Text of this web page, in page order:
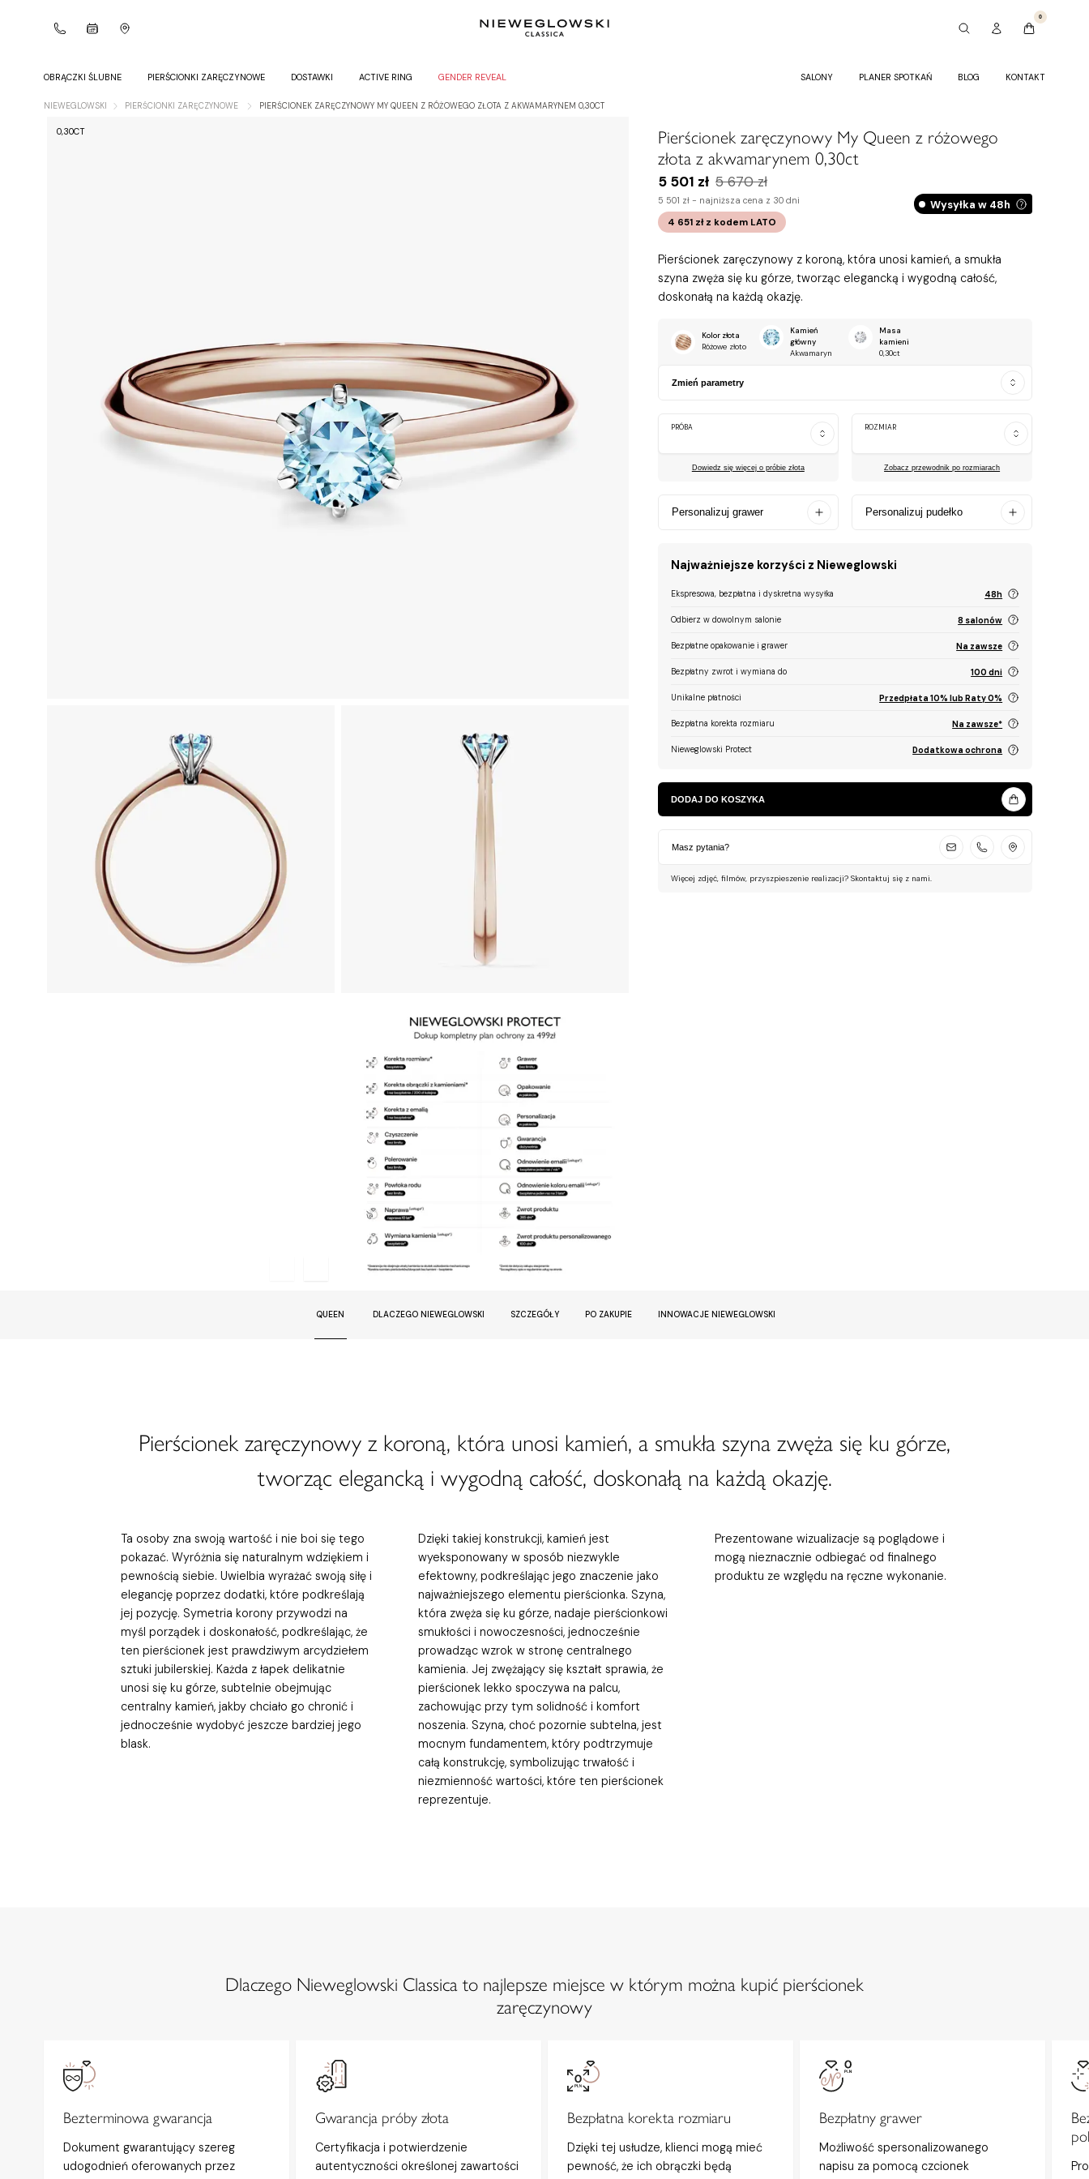
0
OBRĄCZKI ŚLUBNE PIERŚCIONKI ZARĘCZYNOWE DOSTAWKI ACTIVE RING GENDER REVEAL SALONY PLANER SPOTKAŃ BLOG KONTAKT
NIEWEGLOWSKI PIERŚCIONKI ZARĘCZYNOWE PIERŚCIONEK ZARĘCZYNOWY MY QUEEN Z RÓŻOWEGO ZŁOTA Z AKWAMARYNEM 0,30CT
0,30CT
Pierścionek zaręczynowy My Queen z różowego
złota z akwamarynem 0,30ct
5 501 zł 5 670 zł
5 501 zł - najniższa cena z 30 dni
4 651 zł z kodemLATO
Wysyłka w 48h
Pierścionek zaręczynowy z koroną, która unosi kamień, a smukła
szyna zwęża się ku górze, tworząc elegancką i wygodną całość,
doskonałą na każdą okazję.
Kolor złota
Różowe złoto
Kamień
główny
Akwamaryn
Masa
kamieni
0,30ct
Zmień parametry
PRÓBA
Dowiedz się więcej o próbie złota
ROZMIAR
Zobacz przewodnik po rozmiarach
Personalizuj grawer Personalizuj pudełko
Najważniejsze korzyści z Nieweglowski
Ekspresowa, bezpłatna i dyskretna wysyłka 48h
Odbierz w dowolnym salonie 8 salonów
Bezpłatne opakowanie i grawer Na zawsze
Bezpłatny zwrot i wymiana do 100 dni
Unikalne płatności Przedpłata 10% lub Raty 0%
Bezpłatna korekta rozmiaru Na zawsze*
Nieweglowski Protect Dodatkowa ochrona
DODAJ DO KOSZYKA
Masz pytania?
Więcej zdjęć, filmów, przyszpieszenie realizacji? Skontaktuj się z nami.
QUEEN DLACZEGO NIEWEGLOWSKI SZCZEGÓŁY PO ZAKUPIE INNOWACJE NIEWEGLOWSKI
Pierścionek zaręczynowy z koroną, która unosi kamień, a smukła szyna zwęża się ku górze,
tworząc elegancką i wygodną całość, doskonałą na każdą okazję.
Ta osoby zna swoją wartość i nie boi się tego
pokazać. Wyróżnia się naturalnym wdziękiem i
pewnością siebie. Uwielbia wyrażać swoją siłę i
elegancję poprzez dodatki, które podkreślają
jej pozycję. Symetria korony przywodzi na
myśl porządek i doskonałość, podkreślając, że
ten pierścionek jest prawdziwym arcydziełem
sztuki jubilerskiej. Każda z łapek delikatnie
unosi się ku górze, subtelnie obejmując
centralny kamień, jakby chciało go chronić i
jednocześnie wydobyć jeszcze bardziej jego
blask.
Dzięki takiej konstrukcji, kamień jest
wyeksponowany w sposób niezwykle
efektowny, podkreślając jego znaczenie jako
najważniejszego elementu pierścionka. Szyna,
która zwęża się ku górze, nadaje pierścionkowi
smukłości i nowoczesności, jednocześnie
prowadząc wzrok w stronę centralnego
kamienia. Jej zwężający się kształt sprawia, że
pierścionek lekko spoczywa na palcu,
zachowując przy tym solidność i komfort
noszenia. Szyna, choć pozornie subtelna, jest
mocnym fundamentem, który podtrzymuje
całą konstrukcję, symbolizując trwałość i
niezmienność wartości, które ten pierścionek
reprezentuje.
Prezentowane wizualizacje są poglądowe i
mogą nieznacznie odbiegać od finalnego
produktu ze względu na ręczne wykonanie.
Dlaczego Nieweglowski Classica to najlepsze miejsce w którym można kupić pierścionek
zaręczynowy
Bezterminowa gwarancja
Dokument gwarantujący szereg
udogodnień oferowanych przez
Gwarancja próby złota
Certyfikacja i potwierdzenie
autentyczności określonej zawartości
Bezpłatna korekta rozmiaru
Dzięki tej usłudze, klienci mogą mieć
pewność, że ich obrączki będą
Bezpłatny grawer
Możliwość spersonalizowanego
napisu za pomocą czcionek